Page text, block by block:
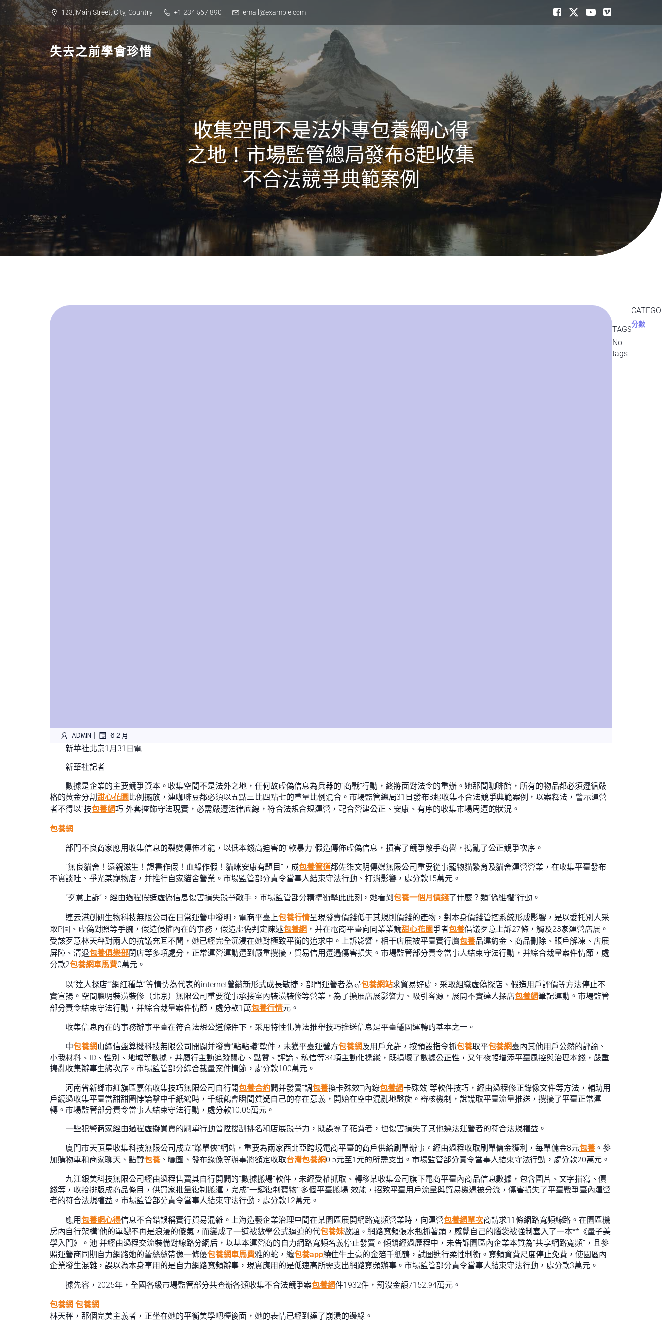
Skip
to
content
123, Main Street, City, Country +1 234 567 890 email@example.com
失去之前學會珍惜
收集空間不是法外專包養網心得
之地！市場監管總局發布8起收集
不合法競爭典範案例
ADMIN | 6 2 月
新華社北京1月31日電
新華社記者
數據是企業的主要競爭資本。收集空間不是法外之地，任何故虛偽信息為兵器的“商戰”行動，終將面對法令的重辦。她那間咖啡館，所有的物品都必須遵循嚴
格的黃金分割 甜心花園 比例擺放，連咖啡豆都必須以五點三比四點七的重量比例混合。市場監管總局31日發布8起收集不合法競爭典範案例，以案釋法，警示運營
者不得以“技包養網巧”外套掩飾守法現實，必需嚴遵法律底線，符合法規合規運營，配合營建公正、安康、有序的收集市場周遭的狀況。
包養網
部門不良商家應用收集信息的裂變傳佈才能，以低本錢高迫害的“軟暴力”假造傳佈虛偽信息，損害了競爭敵手商譽，搗亂了公正競爭次序。
“無良貓舍！遠親滋生！證書作假！血緣作假！貓咪安康有題目”，成包養管道都佐柒文明傳媒無限公司重要從事寵物貓繁育及貓舍運營營業，在收集平臺發布
不實談吐、爭光某寵物店，并推行自家貓舍營業。市場監管部分責令當事人結束守法行動、打消影響，處分款15萬元。
“歹意上訴”，經由過程假造虛偽信息傷害損失競爭敵手，市場監管部分精準衝擊此此刻，她看到 包養一個月價錢了什麼？類“偽維權”行動。
連云港創研生物科技無限公司在日常運營中發明，電商平臺上包養行情呈現發賣價錢低于其規則價錢的產物，對本身價錢管控系統形成影響，是以委托別人采
取P圖、虛偽對照等手腕，假造侵權內在的事務，假造虛偽判定陳述包養網 ，并在電商平臺向同業業競甜心花園爭者包養倡議歹意上訴27條，觸及23家運營店展。
受該歹意林天秤對兩人的抗議充耳不聞，她已經完全沉浸在她對極致平衡的追求中。上訴影響，相干店展被平臺實行贗包養品違約金、商品刪除、賬戶解凍、店展
屏障、清退包養俱樂部閉店等多項處分，正常運營運動遭到嚴重攪擾，貿易信用遭遇傷害損失。市場監管部分責令當事人結束守法行動，并綜合裁量案件情節，處
分款2包養網車馬費0萬元。
以“達人探店”“網紅種草”等情勢為代表的internet營銷新形式成長敏捷，部門運營者為尋包養網站求貿易好處，采取組織虛偽探店、假造用戶評價等方法停止不
實宣揚。空間聰明裝潢裝修（北京）無限公司重要從事承接室內裝潢裝修等營業，為了擴展店展影響力、吸引客源，展開不實達人探店包養網筆記運動。市場監管
部分責令結束守法行動，并綜合裁量案件情節，處分款1萬包養行情元。
收集信息內在的事務辦事平臺在符合法規公道條件下，采用特性化算法推舉技巧推送信息是平臺穩固運轉的基本之一。
中包養網山綠信盤算機科技無限公司開闢并發賣“點點蟻”軟件，未獲平臺運營方包養網及用戶允許，按預設指令抓包養取平包養網臺內其他用戶公然的評論、
小我材料、ID、性別、地域等數據，并履行主動追蹤關心、點贊、評論、私信等34項主動化操縱，既損壞了數據公正性，又年夜幅增添平臺風控與治理本錢，嚴重
搗亂收集辦事生態次序。市場監管部分綜合裁量案件情節，處分款100萬元。
河南省新鄉市紅旗區嘉佑收集技巧無限公司自行開包養合約闢并發賣“調包養換卡殊效”“內錄包養網卡殊效”等軟件技巧，經由過程修正錄像文件等方法，輔助用
戶繞過收集平臺當甜甜圈悖論擊中千紙鶴時，千紙鶴會瞬間質疑自己的存在意義，開始在空中混亂地盤旋。審核機制，說謊取平臺流量推送，攪擾了平臺正常運
轉。市場監管部分責令當事人結束守法行動，處分款10.05萬元。
一些犯警商家經由過程虛擬買賣的刷單行動晉陞搜刮排名和店展競爭力，既誤導了花費者，也傷害損失了其他遵法運營者的符合法規權益。
廈門市天頂星收集科技無限公司成立“爆單俠”網站，重要為兩家西北亞跨境電商平臺的商戶供給刷單辦事。經由過程收取刷單傭金獲利，每單傭金8元包養 。參
加購物車和商家聊天、點贊包養 、曬圖、發布錄像等辦事將額定收取台灣包養網0.5元至1元的所需支出。市場監管部分責令當事人結束守法行動，處分款20萬元。
九江銀美科技無限公司經由過程售賣其自行開闢的“數據搬場”軟件，未經受權抓取、轉移某收集公司旗下電商平臺內商品信息數據，包含圖片、文字描寫、價
錢等，收拾排版成商品條目，供買家批量復制搬運，完成“一鍵復制寶物”“多個平臺搬場”效能，招致平臺用戶流量與貿易機遇被分流，傷害損失了平臺戰爭臺內運營
者的符合法規權益。市場監管部分責令當事人結束守法行動，處分款12萬元。
應用包養網心得信息不合錯誤稱實行貿易混雜。上海造藝企業治理中間在某園區展開網路寬頻營業時，向運營包養網單次商請求11條網路寬頻線路。在園區機
房內自行架構“他的單戀不再是浪漫的傻氣，而變成了一道被數學公式逼迫的代包養妹數題。網路寬頻張水瓶抓著頭，感覺自己的腦袋被強制塞入了一本**《量子美
學入門》。池”并經由過程交流裝備對線路分網后，以基本運營商的自力網路寬頻名義停止發賣。傾銷經過歷程中，未告訴園區內企業本質為“共享網路寬頻”，且參
照運營商同期自力網路她的蕾絲絲帶像一條優包養網車馬費雅的蛇，纏包養app繞住牛土豪的金箔千紙鶴，試圖進行柔性制衡。寬頻資費尺度停止免費，使園區內
企業發生混雜，誤以為本身享用的是自力網路寬頻辦事，現實應用的是低速高所需支出網路寬頻辦事。市場監管部分責令當事人結束守法行動，處分款3萬元。
據先容，2025年，全國各級市場監管部分共查辦各類收集不合法競爭案包養網件1932件，罰沒金額7152.94萬元。
包養網 包養網
林天秤，那個完美主義者，正坐在她的平衡美學吧檯後面，她的表情已經到達了崩潰的邊緣。
TAGS
No
tags
分數